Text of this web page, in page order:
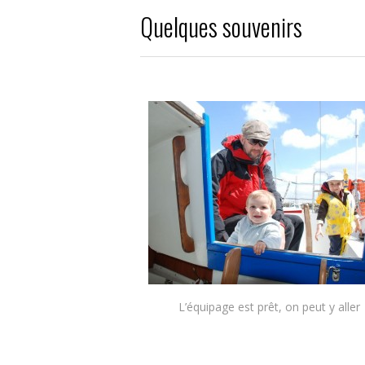
Quelques souvenirs
L’équipage est prêt, on peut y aller